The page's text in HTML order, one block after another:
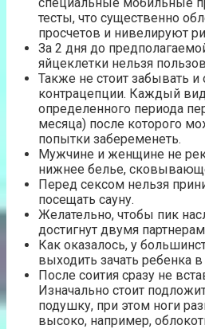
тесты, что существенно
просчетов и нивелируют
За 2 дня до
яйцеклетки нельзя
Также не стоит забывать
контрацепции. Каждый
определенного периода
месяца) после которого
попытки забеременеть.
Мужчине и женщине не
нижнее белье,
Перед сексом нельзя
посещать сауну.
Желательно, чтобы пик
достигнут двумя
Как оказалось, у
выходить зачать ребенка
После соития сразу не
Изначально стоит
подушку, при этом ноги
высоко, например,